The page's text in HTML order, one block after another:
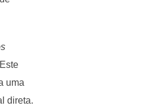
Este
uma
direta.